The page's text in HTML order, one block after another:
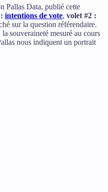
Pallas Data, publié cette
intentions de vote, volet #2 :
sur la question référendaire.
souveraineté mesuré au cours
nous indiquent un portrait